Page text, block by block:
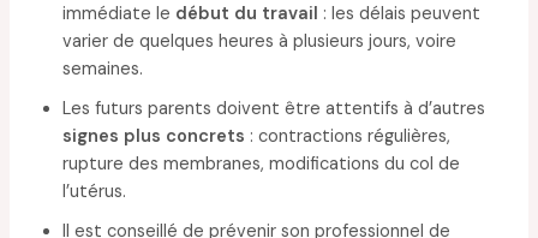
immédiate le début du travail : les délais peuvent
varier de quelques heures à plusieurs jours, voire
semaines.
Les futurs parents doivent être attentifs à d’autres
signes plus concrets : contractions régulières,
rupture des membranes, modifications du col de
l’utérus.
Il est conseillé de prévenir son professionnel de